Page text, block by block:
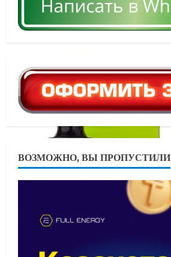
ВОЗМОЖНО, ВЫ ПРОПУСТИЛИ